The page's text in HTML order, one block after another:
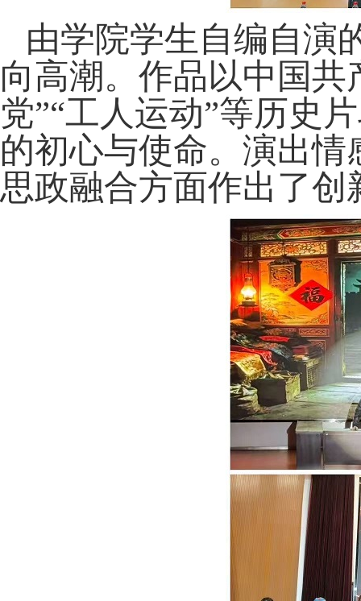
由学院学生自编自演
向高潮。作品以中国
党”“工人运动”等历史
的初心与使命。演出
思政融合方面作出了